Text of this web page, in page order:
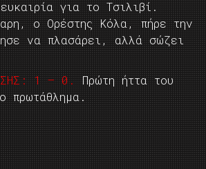
για το Τσιλιβί.
ο Ορέστης Κόλα, πήρε την
να πλασάρει, αλλά σώζει
1 – 0.
Πρώτη ήττα του
πρωτάθλημα.